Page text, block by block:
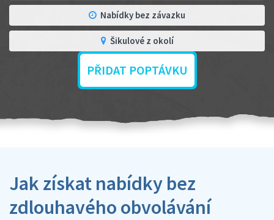
Nabídky bez závazku
Šikulové z okolí
PŘIDAT POPTÁVKU
Jak získat nabídky bez
zdlouhavého obvolávání